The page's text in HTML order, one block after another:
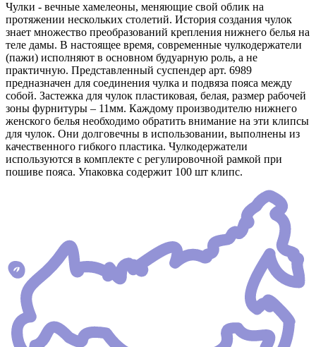
Чулки - вечные хамелеоны, меняющие свой облик на
протяжении нескольких столетий. История создания чулок
знает множество преобразований крепления нижнего белья на
теле дамы. В настоящее время, современные чулкодержатели
(пажи) исполняют в основном будуарную роль, а не
практичную. Представленный суспендер арт. 6989
предназначен для соединения чулка и подвяза пояса между
собой. Застежка для чулок пластиковая, белая, размер рабочей
зоны фурнитуры – 11мм. Каждому производителю нижнего
женского белья необходимо обратить внимание на эти клипсы
для чулок. Они долговечны в использовании, выполнены из
качественного гибкого пластика. Чулкодержатели
используются в комплекте с регулировочной рамкой при
пошиве пояса. Упаковка содержит 100 шт клипс.